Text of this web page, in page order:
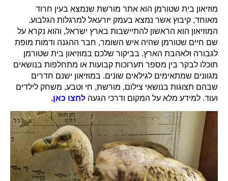
מוזיאון בית שטורמן הוא אתר מורשת שנמצא בעין חרוד
מאוחד, קיבוץ אשר נמצא בעמק יזרעאל למרגלות הגלבוע.
המוזיאון הוא הראשון להתיישבות בארץ ישראל, והוא נקרא על
שם חיים שטורמן שהיה איש השומר, חבר ההגנה ודמות מופת
לגבורה ולאהבת הארץ. בביקור שלכם במוזיאון בית שטורמן
תוכלו לבקר בין מספר תערוכות קבועות או מתחלפות בנושאים
מגוונים שמתאימים לגילאים שונים. במוזיאון ישנם חדרים
שבהם תצוגות בנושאי צילום, מורשת, חי וטבע, משחק לילדים
ועוד. למידע מלא על המקום ודרכי הגעה לחצו כאן.